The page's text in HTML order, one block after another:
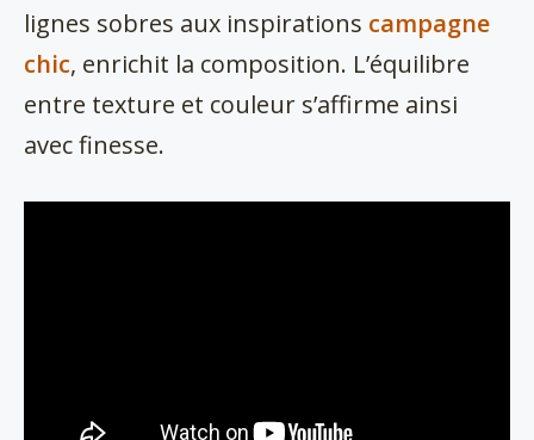
lignes sobres aux inspirations campagne
chic, enrichit la composition. L’équilibre
entre texture et couleur s’affirme ainsi
avec finesse.